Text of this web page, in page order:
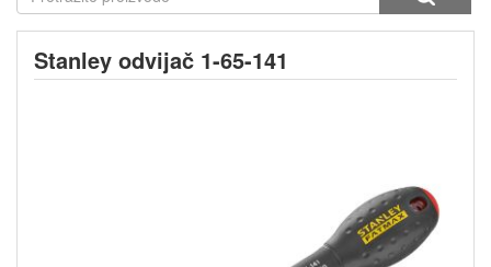
Stanley odvijač 1-65-141